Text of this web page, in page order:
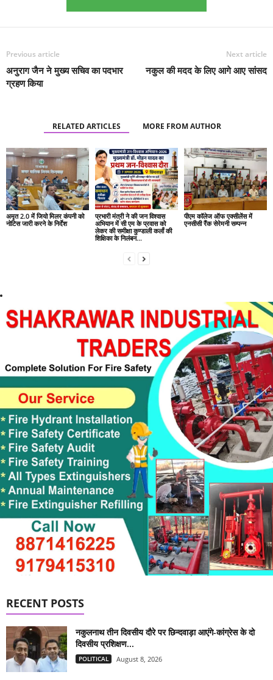
Previous article
अनुराग जैन ने मुख्य सचिव का पदभार
ग्रहण किया
Next article
नकुल की मदद के लिए आगे आए सांसद
RELATED ARTICLES MORE FROM AUTHOR
अमृत 2.0 में जियो मिलर कंपनी को
नोटिस जारी करने के निर्देश
प्रभारी मंत्री ने की जन विश्वास
अभियान में सी एम के प्रवास को
लेकर की समीक्षा कुण्डाली कलाँ की
शिक्षिका के निलंबन...
पीएम कॉलेज ऑफ एक्सीलेंस में
एनसीसी रैंक सेरेमनी सम्पन्न
RECENT POSTS
नकुलनाथ तीन दिवसीय दौरे पर छिन्दवाड़ा आएंगे-कांग्रेस के दो
दिवसीय प्रशिक्षण...
POLITICAL August 8, 2026